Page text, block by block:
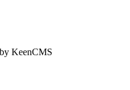
KeenCMS